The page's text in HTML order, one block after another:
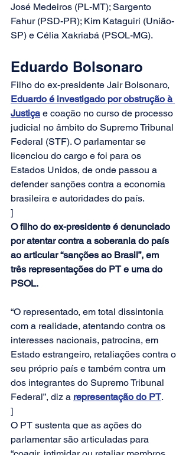
José Medeiros (PL-MT); Sargento
Fahur (PSD-PR); Kim Kataguiri (União-
SP) e Célia Xakriabá (PSOL-MG).
Eduardo Bolsonaro
Filho do ex-presidente Jair Bolsonaro,
Eduardo é investigado por obstrução à
Justiça e coação no curso de processo
judicial no âmbito do Supremo Tribunal
Federal (STF). O parlamentar se
licenciou do cargo e foi para os
Estados Unidos, de onde passou a
defender sanções contra a economia
brasileira e autoridades do país.
]
O filho do ex-presidente é denunciado
por atentar contra a soberania do país
ao articular “sanções ao Brasil”, em
três representações do PT e uma do
PSOL.
“O representado, em total dissintonia
com a realidade, atentando contra os
interesses nacionais, patrocina, em
Estado estrangeiro, retaliações contra o
seu próprio país e também contra um
dos integrantes do Supremo Tribunal
Federal”, diz a representação do PT.
]
O PT sustenta que as ações do
parlamentar são articuladas para